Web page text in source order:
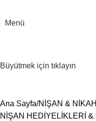
Menü
Büyütmek için tıklayın
Ana Sayfa NİŞAN &
NİŞAN HEDİYELİKLERİ &